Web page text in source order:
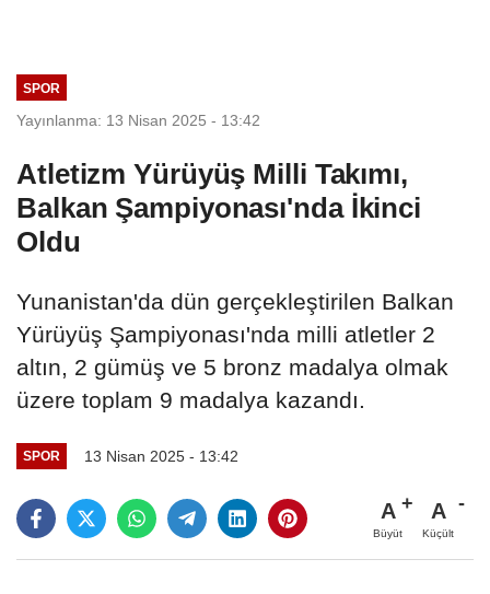
SPOR
Yayınlanma: 13 Nisan 2025 - 13:42
Atletizm Yürüyüş Milli Takımı,
Balkan Şampiyonası'nda İkinci
Oldu
Yunanistan'da dün gerçekleştirilen Balkan
Yürüyüş Şampiyonası'nda milli atletler 2
altın, 2 gümüş ve 5 bronz madalya olmak
üzere toplam 9 madalya kazandı.
SPOR 13 Nisan 2025 - 13:42
A
Büyüt
A
Küçült